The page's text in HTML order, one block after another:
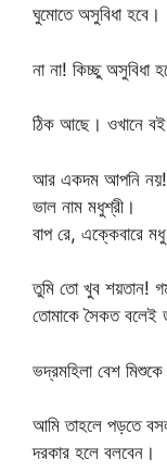
ঘুমোতে অসুবিধা হবে।
না না! কিচ্ছু অসুবিধা
ঠিক আছে। ওখানে
আর একদম আপনি নয়!
ভাল নাম মধুশ্রী।
বাপ রে, এক্কেবারে মধু
তুমি তো খুব শয়তান!
তোমাকে সৈকত বলেই
ভদ্রমহিলা বেশ
আমি তাহলে পড়তে
দরকার হলে বলবেন।